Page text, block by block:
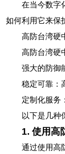
在当今数字
如何利用它来保
高防台湾硬
高防台湾硬
强大的防御
稳定可靠：
定制化服务
以下是几种
1. 使用高
通过使用高